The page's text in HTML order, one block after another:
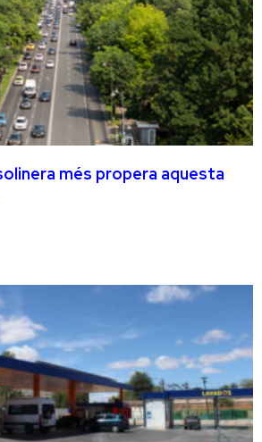
més propera aquesta